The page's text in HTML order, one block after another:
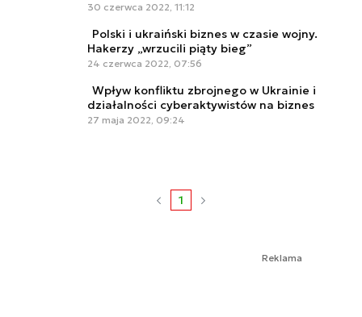
30 czerwca 2022, 11:12
Polski i ukraiński biznes w czasie wojny.
Hakerzy „wrzucili piąty bieg”
24 czerwca 2022, 07:56
Wpływ konfliktu zbrojnego w Ukrainie i
działalności cyberaktywistów na biznes
27 maja 2022, 09:24
1
Reklama